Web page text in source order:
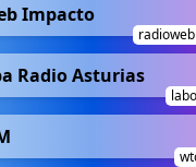
Impacto
Radio Asturias